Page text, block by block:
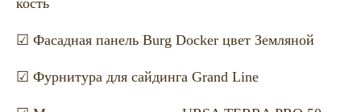
кость
☑ Фасадная панель Burg Docker цвет Земляной
☑ Фурнитура для сайдинга Grand Line